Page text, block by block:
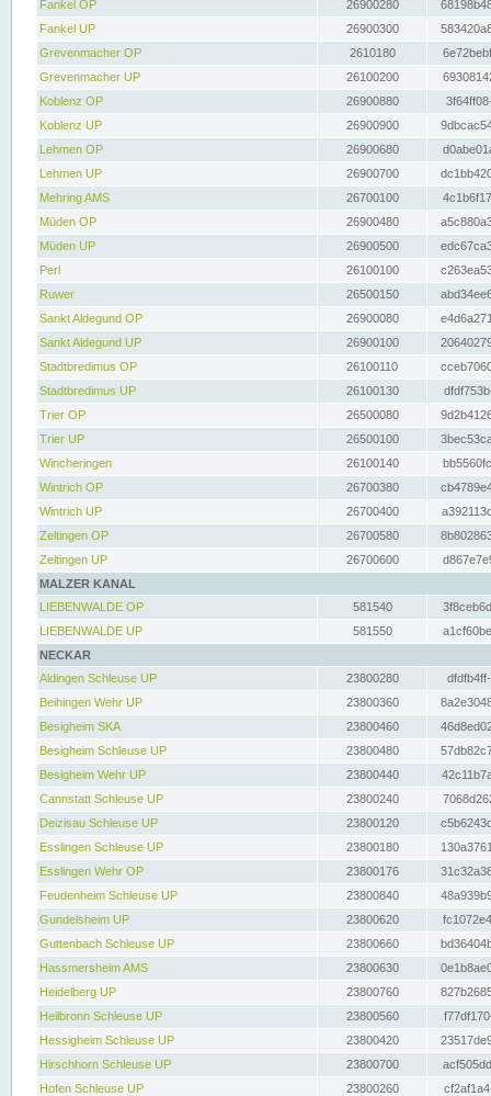
Fankel OP
26900280
Fankel UP
26900300
Grevenmacher OP
2610180
Grevenmacher UP
26100200
Koblenz OP
26900880
Koblenz UP
26900900
Lehmen OP
26900680
Lehmen UP
26900700
Mehring AMS
26700100
Müden OP
26900480
Müden UP
26900500
Perl
26100100
Ruwer
26500150
Sankt Aldegund OP
26900080
Sankt Aldegund UP
26900100
Stadtbredimus OP
26100110
Stadtbredimus UP
26100130
Trier OP
26500080
Trier UP
26500100
Wincheringen
26100140
Wintrich OP
26700380
Wintrich UP
26700400
Zeltingen OP
26700580
Zeltingen UP
26700600
MALZER KANAL
LIEBENWALDE OP
581540
LIEBENWALDE UP
581550
NECKAR
Aldingen Schleuse UP
23800280
Beihingen Wehr UP
23800360
Besigheim SKA
23800460
Besigheim Schleuse UP
23800480
Besigheim Wehr UP
23800440
Cannstatt Schleuse UP
23800240
Deizisau Schleuse UP
23800120
Esslingen Schleuse UP
23800180
Esslingen Wehr OP
23800176
Feudenheim Schleuse UP
23800840
Gundelsheim UP
23800620
Guttenbach Schleuse UP
23800660
Hassmersheim AMS
23800630
Heidelberg UP
23800760
Heilbronn Schleuse UP
23800560
Hessigheim Schleuse UP
23800420
Hirschhorn Schleuse UP
23800700
Hofen Schleuse UP
23800260